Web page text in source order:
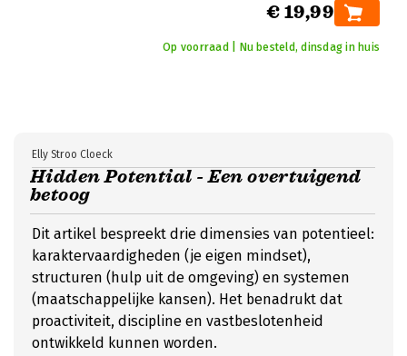
€ 19,99
Op voorraad | Nu besteld, dinsdag in huis
Hidden Potential - Een overtuigend
betoog
Elly Stroo Cloeck
Dit artikel bespreekt drie dimensies van potentieel:
karaktervaardigheden (je eigen mindset),
structuren (hulp uit de omgeving) en systemen
(maatschappelijke kansen). Het benadrukt dat
proactiviteit, discipline en vastbeslotenheid
ontwikkeld kunnen worden.